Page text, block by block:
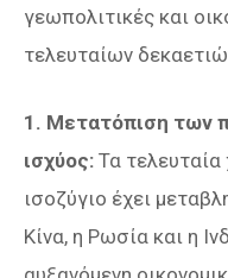
γεωπολιτικές και
τελευταίων
1. Μετατόπιση των
ισχύος: Τα τελευταία
ισοζύγιο έχει
Κίνα, η Ρωσία και η